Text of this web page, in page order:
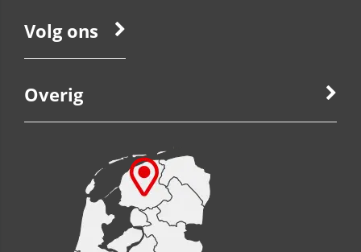
Volg ons
Overig